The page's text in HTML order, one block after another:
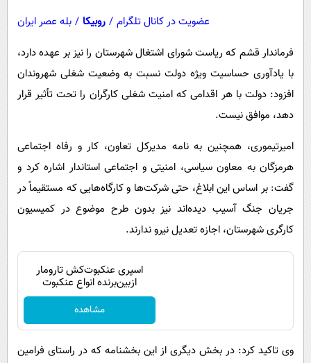
عضویت در کانال تلگرام / روبیکا / بله عصر ایران
فرماندار قشم که ریاست شورای اشتغال شهرستان را نیز بر عهده دارد،
با یادآوری حساسیت ویژه دولت نسبت به وضعیت شغلی شهروندان
افزود: دولت با هر اقدامی که امنیت شغلی کارگران را تحت تأثیر قرار
دهد، موافق نیست.
امیرتیموری، همچنین به نامه مدیرکل تعاون، کار و رفاه اجتماعی
هرمزگان به معاون سیاسی، امنیتی و اجتماعی استاندار اشاره کرد و
گفت: بر اساس این ابلاغ، حتی شرکت‌ها و کارگاه‌هایی که مستقیماً در
جریان جنگ آسیب دیده‌اند نیز بدون طرح موضوع در کمیسیون
کارگری شهرستان، اجازه تعدیل نیرو ندارند.
اسپری عنکبوت‌‌کش تارومار
ازبین‌برنده انواع عنکبوت
مشاهده
وی تاکید کرد: در بخش دیگری از این بخشنامه که در راستای فرامین